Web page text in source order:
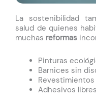
La sostenibilidad
salud de quienes
muchas reformas
Pinturas
Barnices sin
Adhesivos